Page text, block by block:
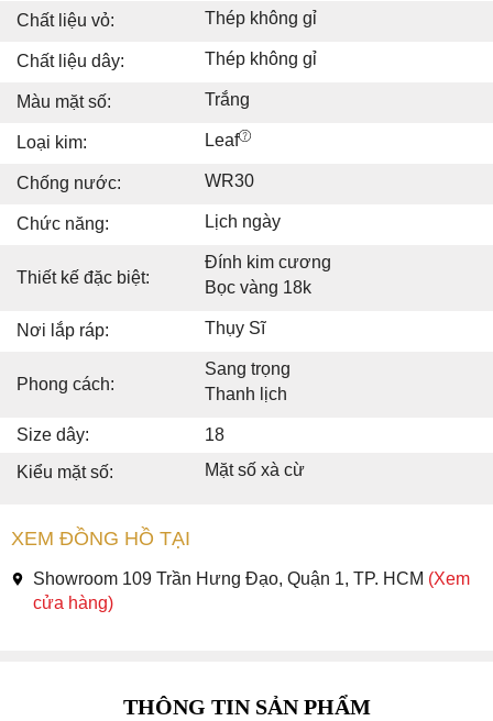
Chất liệu vỏ:
Thép không gỉ
Chất liệu dây: Thép không gỉ
Màu mặt số: Trắng
Loại kim: Leaf
Chống nước: WR30
Chức năng: Lịch ngày
Thiết kế đặc biệt:
Đính kim cương
Bọc vàng 18k
Nơi lắp ráp: Thụy Sĩ
Phong cách:
Sang trọng
Thanh lịch
Size dây:
18
Kiểu mặt số:
Mặt số xà cừ
XEM ĐỒNG HỒ TẠI
Showroom 109 Trần Hưng Đạo, Quận 1, TP. HCM (Xem
cửa hàng)
THÔNG TIN SẢN PHẨM